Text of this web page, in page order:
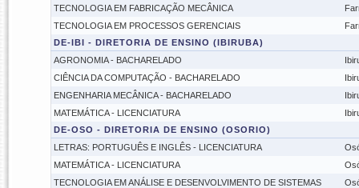
TECNOLOGIA EM FABRICAÇÃO MECÂNICA
TECNOLOGIA EM PROCESSOS GERENCIAIS
DE-IBI - DIRETORIA DE ENSINO (IBIRUBA)
AGRONOMIA - BACHARELADO
CIÊNCIA DA COMPUTAÇÃO - BACHARELADO
ENGENHARIA MECÂNICA - BACHARELADO
MATEMÁTICA - LICENCIATURA
DE-OSO - DIRETORIA DE ENSINO (OSORIO)
LETRAS: PORTUGUÊS E INGLÊS - LICENCIATURA
MATEMÁTICA - LICENCIATURA
TECNOLOGIA EM ANÁLISE E DESENVOLVIMENTO DE SISTEMAS